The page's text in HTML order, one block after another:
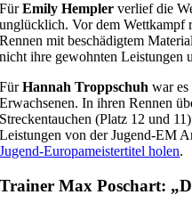
FürEmily Hempler verlief die
unglücklich. Vor dem Wettkampf
Rennen mit beschädigtem
nicht ihre gewohnten Leistungen
FürHannah Troppschuh war es
Erwachsenen. In ihren Rennen
Streckentauchen (Platz 12 und
Leistungen von der Jugend-EM
Jugend-Europameistertitel holen.
Trainer Max Poschart: